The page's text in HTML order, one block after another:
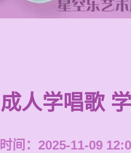
成人学唱歌
时间：2025-11-09